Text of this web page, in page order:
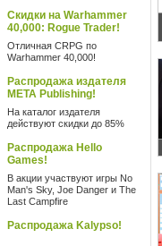
Скидки на Warhammer
40,000: Rogue Trader!
Отличная CRPG по
Warhammer 40,000!
Распродажа издателя
META Publishing!
На каталог издателя
действуют скидки до 85%
Распродажа Hello
Games!
В акции участвуют игры No
Man's Sky, Joe Danger и The
Last Campfire
Распродажа Kalypso!